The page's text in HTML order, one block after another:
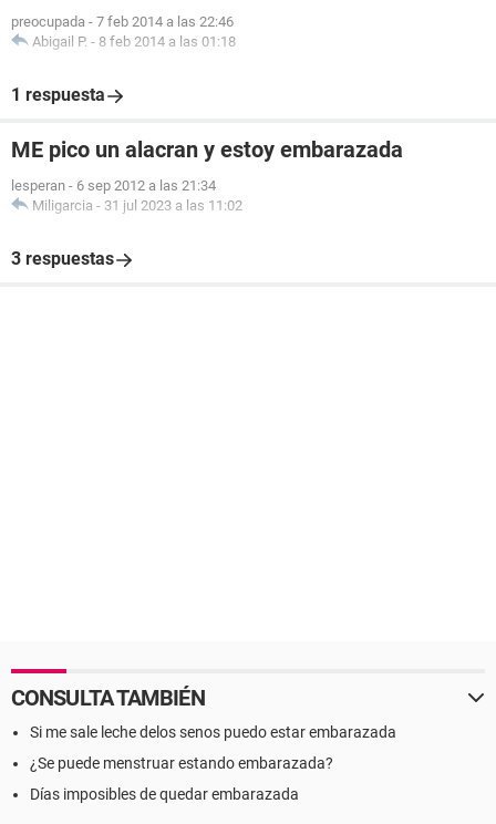
preocupada - 7 feb 2014 a las 22:46
Abigail P. - 8 feb 2014 a las 01:18
1 respuesta
ME pico un alacran y estoy embarazada
lesperan - 6 sep 2012 a las 21:34
Miligarcia - 31 jul 2023 a las 11:02
3 respuestas
CONSULTA TAMBIÉN
Si me sale leche delos senos puedo estar embarazada
¿Se puede menstruar estando embarazada?
Días imposibles de quedar embarazada